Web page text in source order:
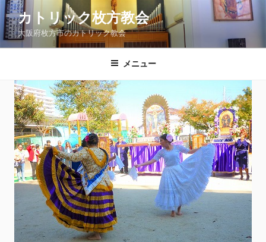
コ
ン
テ
ン
カトリック枚方教会
大阪府枚方市のカトリック教会
メニュー